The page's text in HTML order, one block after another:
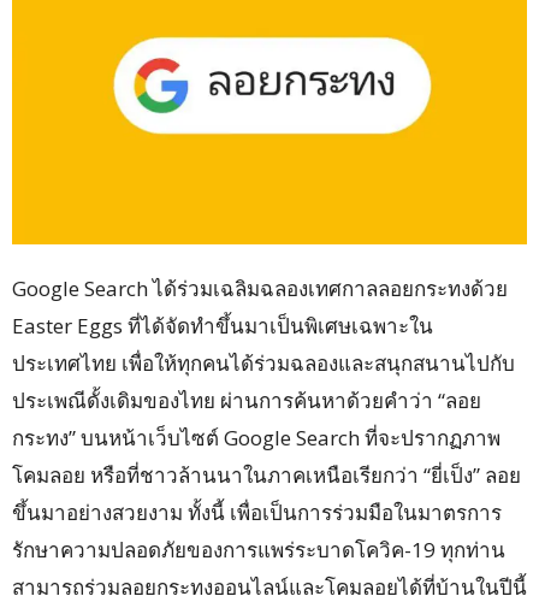
Google Search ได้ร่วมเฉลิมฉลองเทศกาลลอยกระทงด้วย
Easter Eggs ที่ได้จัดทำขึ้นมาเป็นพิเศษเฉพาะใน
ประเทศไทย เพื่อให้ทุกคนได้ร่วมฉลองและสนุกสนานไปกับ
ประเพณีดั้งเดิมของไทย ผ่านการค้นหาด้วยคำว่า “ลอย
กระทง” บนหน้าเว็บไซต์ Google Search ที่จะปรากฏภาพ
โคมลอย หรือที่ชาวล้านนาในภาคเหนือเรียกว่า “ยี่เป็ง” ลอย
ขึ้นมาอย่างสวยงาม ทั้งนี้ เพื่อเป็นการร่วมมือในมาตรการ
รักษาความปลอดภัยของการแพร่ระบาดโควิค-19 ทุกท่าน
สามารถร่วมลอยกระทงออนไลน์และโคมลอยได้ที่บ้านในปีนี้